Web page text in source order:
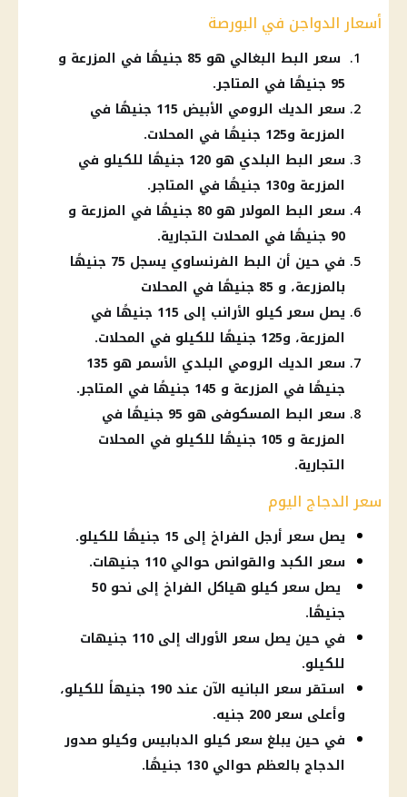
أسعار الدواجن في البورصة
سعر البط البغالي هو 85 جنيهًا في المزرعة و
95 جنيهًا في المتاجر.
سعر الديك الرومي الأبيض 115 جنيهًا في
المزرعة و125 جنيهًا في المحلات.
سعر البط البلدي هو 120 جنيهًا للكيلو في
المزرعة و130 جنيهًا في المتاجر.
سعر البط المولار هو 80 جنيهًا في المزرعة و
90 جنيهًا في المحلات التجارية.
في حين أن البط الفرنساوي يسجل 75 جنيهًا
بالمزرعة، و 85 جنيهًا في المحلات
يصل سعر كيلو الأرانب إلى 115 جنيهًا في
المزرعة، و125 جنيهًا للكيلو في المحلات.
سعر الديك الرومي البلدي الأسمر هو 135
جنيهًا في المزرعة و 145 جنيهًا في المتاجر.
سعر البط المسكوفى هو 95 جنيهًا في
المزرعة و 105 جنيهًا للكيلو في المحلات
التجارية.
سعر الدجاج اليوم
يصل سعر أرجل الفراخ إلى 15 جنيهًا للكيلو.
سعر الكبد والقوانص حوالي 110 جنيهات.
يصل سعر كيلو هياكل الفراخ إلى نحو 50
جنيهًا.
في حين يصل سعر الأوراك إلى 110 جنيهات
للكيلو.
استقر سعر البانيه الآن عند 190 جنيهاً للكيلو،
وأعلى سعر 200 جنيه.
في حين يبلغ سعر كيلو الدبابيس وكيلو صدور
الدجاج بالعظم حوالي 130 جنيهًا.